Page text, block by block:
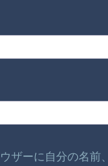
ザーに自分の名